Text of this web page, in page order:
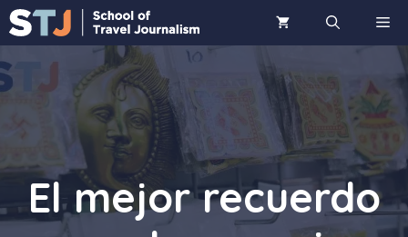
Saltar
al
El mejor recuerdo